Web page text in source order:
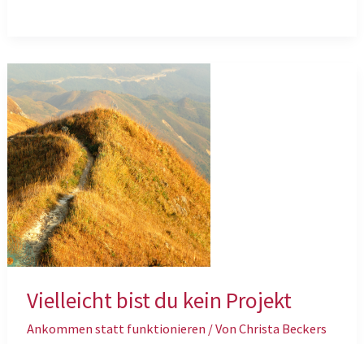
Klarheit
Vielleicht bist du kein Projekt
Ankommen statt funktionieren / VonChrista Beckers